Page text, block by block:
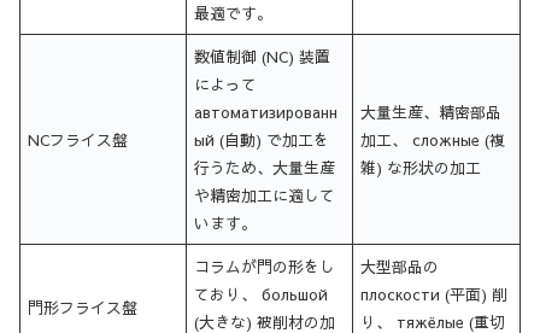
最適です。
NCフライス盤
数値制御 (NC) 装置
によって
автоматизированн
ый (自動) で加工を
行うため、大量生産
や精密加工に適して
います。
大量生産、精密部品
加工、 сложные (複
雑) な形状の加工
門形フライス盤
コラムが門の形をし
ており、 большой
(大きな) 被削材の加
大型部品の
плоскости (平面) 削
り、 тяжёлые (重切